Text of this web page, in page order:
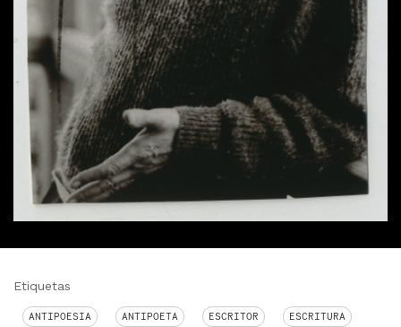
Etiquetas
ANTIPOESIA ANTIPOETA ESCRITOR ESCRITURA